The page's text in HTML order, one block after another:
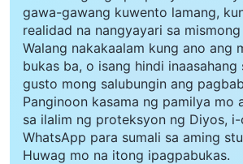
gawa-gawang kuwento lamang,
realidad na nangyayari sa
Walang nakakaalam kung ano ang
bukas ba, o isang hindi inaasahang
gusto mong salubungin ang
Panginoon kasama ng pamilya mo
sa ilalim ng proteksyon ng Diyos,
WhatsApp para sumali sa aming
Huwag mo na itong ipagpabukas.